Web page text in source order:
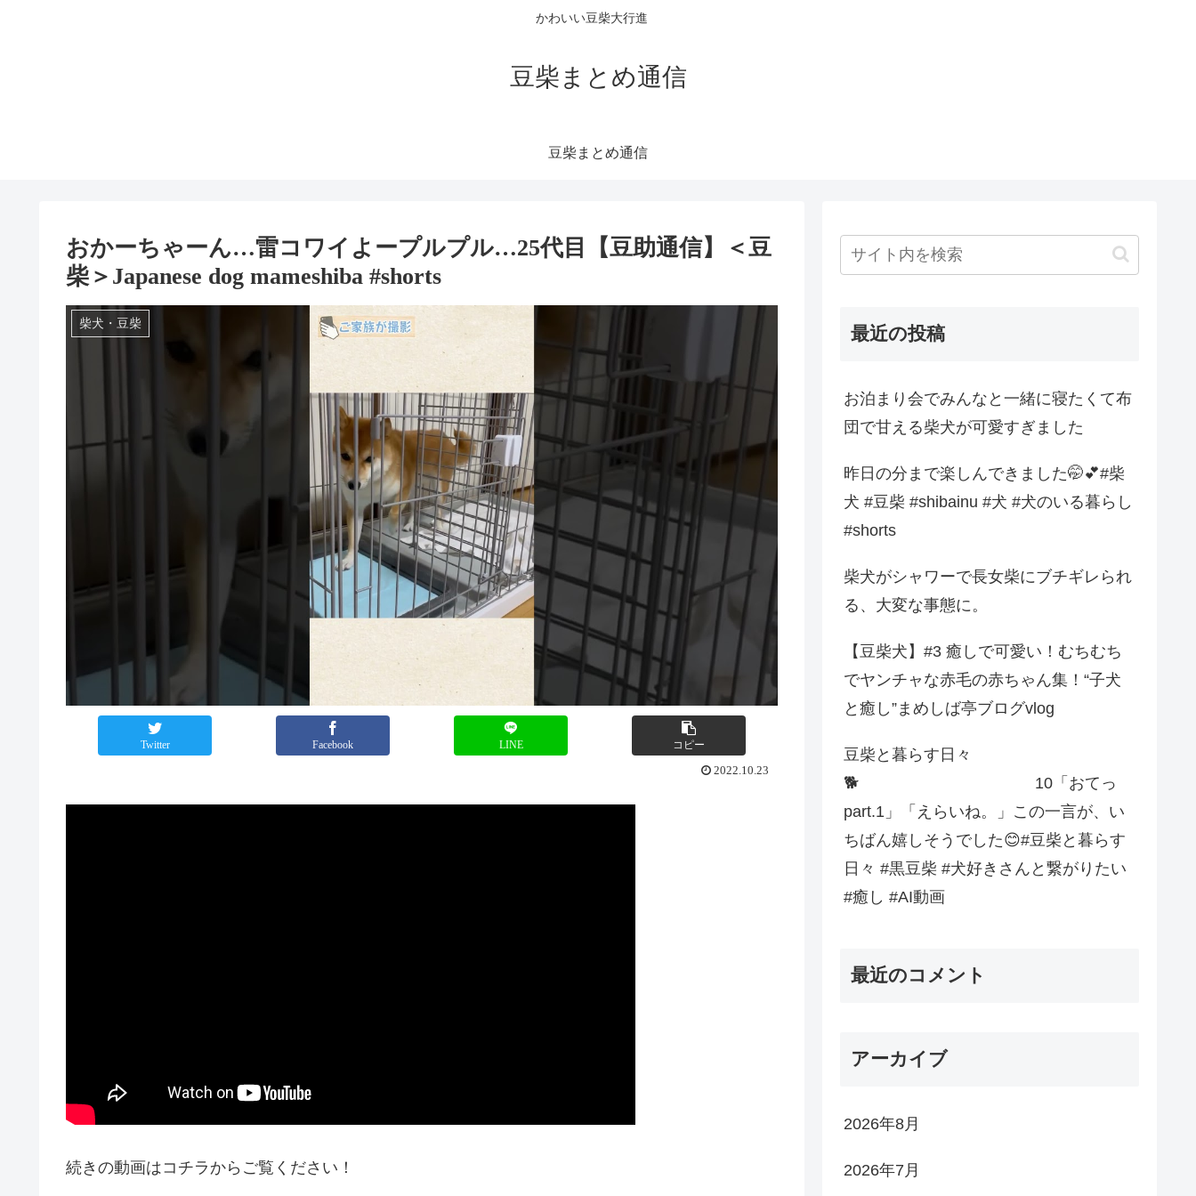
かわいい豆柴大行進
豆柴まとめ通信
豆柴まとめ通信
おかーちゃーん…雷コワイよープルプル…25代目【豆助通信】＜豆
柴＞Japanese dog mameshiba #shorts
柴犬・豆柴
Twitter Facebook LINE コピー
2022.10.23
続きの動画はコチラからご覧ください！
最近の投稿
お泊まり会でみんなと一緒に寝たくて布
団で甘える柴犬が可愛すぎました
昨日の分まで楽しんできました🤭💕#柴
犬 #豆柴 #shibainu #犬 #犬のいる暮らし
#shorts
柴犬がシャワーで長女柴にブチギレられ
る、大変な事態に。
【豆柴犬】#3 癒しで可愛い！むちむち
でヤンチャな赤毛の赤ちゃん集！“子犬
と癒し”まめしば亭ブログvlog
豆柴と暮らす日々
🐕 10「おてっ
part.1」「えらいね。」この一言が、い
ちばん嬉しそうでした😊#豆柴と暮らす
日々 #黒豆柴 #犬好きさんと繋がりたい
#癒し #AI動画
最近のコメント
アーカイブ
2026年8月
2026年7月